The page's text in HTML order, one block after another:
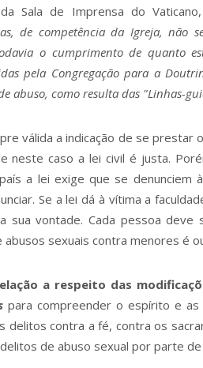
Sala de Imprensa do
de competência da Igreja,
o cumprimento de quanto
pela Congregação para a
abuso, como resulta das "Linhas-
válida a indicação de se prestar
neste caso a lei civil é justa.
a lei exige que se denunciem
Se a lei dá à vítima a
sua vontade. Cada pessoa
abusos sexuais contra menores é
a respeito das
para compreender o espírito e
delitos contra a fé, contra os
de abuso sexual por parte